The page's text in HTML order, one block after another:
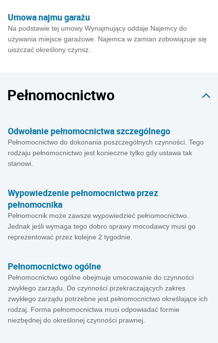
Umowa najmu garażu
Na podstawie tej umowy Wynajmujący oddaje Najemcy do
używania miejsce garażowe. Najemca w zamian zobowiązuje się
uiszczać określony czynsz.
Pełnomocnictwo
Odwołanie pełnomocnictwa szczególnego
Pełnomocnictwo do dokonania poszczególnych czynności. Tego
rodzaju pełnomocnictwo jest konieczne tylko gdy ustawa tak
stanowi.
Wypowiedzenie pełnomocnictwa przez
pełnomocnika
Pełnomocnik może zawsze wypowiedzieć pełnomocnictwo.
Jednak jeśli wymaga tego dobro sprawy mocodawcy musi go
reprezentować przez kolejne 2 tygodnie.
Pełnomocnictwo ogólne
Pełnomocnictwo ogólne obejmuje umocowanie do czynności
zwykłego zarządu. Do czynności przekraczających zakres
zwykłego zarządu potrzebne jest pełnomocnictwo określające ich
rodzaj. Forma pełnomocnictwa musi odpowiadać formie
niezbędnej do określonej czynności prawnej.